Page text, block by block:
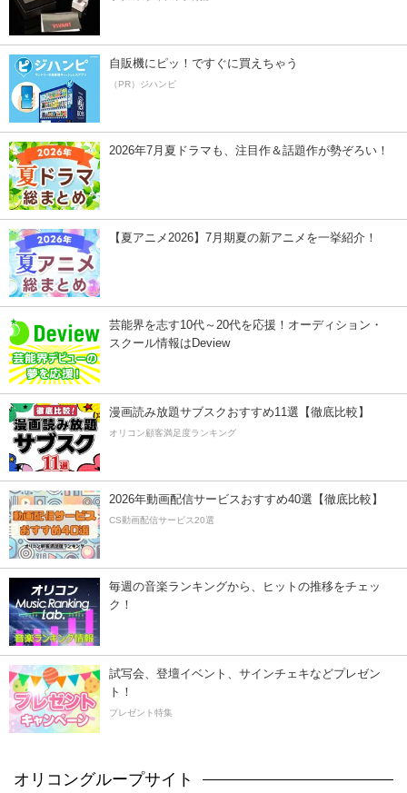
自販機にピッ！ですぐに買えちゃう
（PR）ジハンピ
2026年7月夏ドラマも、注目作＆話題作が勢ぞろい！
【夏アニメ2026】7月期夏の新アニメを一挙紹介！
芸能界を志す10代～20代を応援！オーディション・
スクール情報はDeview
漫画読み放題サブスクおすすめ11選【徹底比較】
オリコン顧客満足度ランキング
2026年動画配信サービスおすすめ40選【徹底比較】
CS動画配信サービス20選
毎週の音楽ランキングから、ヒットの推移をチェッ
ク！
試写会、登壇イベント、サインチェキなどプレゼン
ト！
プレゼント特集
オリコングループサイト